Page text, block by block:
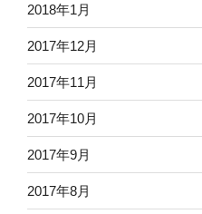
2018年1月
2017年12月
2017年11月
2017年10月
2017年9月
2017年8月